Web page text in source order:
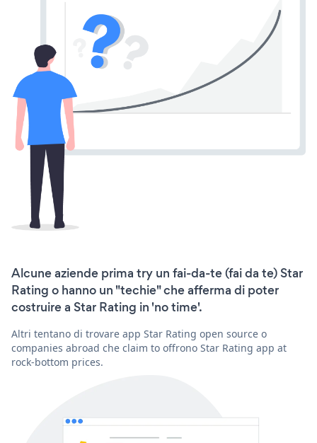
Alcune aziende prima try un fai-da-te (fai da te) Star
Rating o hanno un "techie" che afferma di poter
costruire a Star Rating in 'no time'.
Altri tentano di trovare app Star Rating open source o
companies abroad che claim to offrono Star Rating app at
rock-bottom prices.